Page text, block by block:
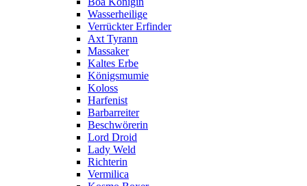
Wasserheilige
Verrückter Erfinder
Axt Tyrann
Massaker
Kaltes Erbe
Königsmumie
Koloss
Harfenist
Barbarreiter
Beschwörerin
Lord Droid
Lady Weld
Richterin
Vermilica